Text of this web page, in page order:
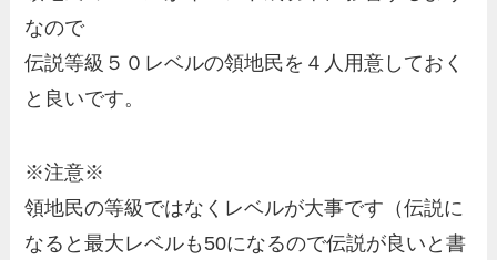
なので
伝説等級５０レベルの領地民を４人 用意しておく
と良いです。
※注意※
領地民の等級ではなくレベルが大事です（伝説に
なると最大レベルも50になるので伝説が良いと書